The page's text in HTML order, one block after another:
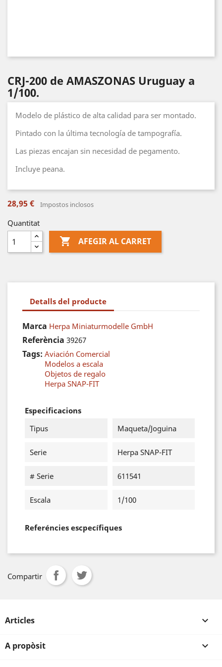
CRJ-200 de AMASZONAS Uruguay a
1/100.
Modelo de plástico de alta calidad para ser montado.
Pintado con la última tecnología de tampografía.
Las piezas encajan sin necesidad de pegamento.
Incluye peana.
28,95 € Impostos inclosos
Quantitat
 AFEGIR AL CARRET
Detalls del producte
Marca Herpa Miniaturmodelle GmbH
Referència 39267
Tags: Aviación Comercial
Modelos a escala
Objetos de regalo
Herpa SNAP-FIT
Especificacions
Tipus
Maqueta/Joguina
Serie Herpa SNAP-FIT
# Serie 611541
Escala 1/100
Referéncies escpecífiques
Compartir
Articles 
A propòsit 